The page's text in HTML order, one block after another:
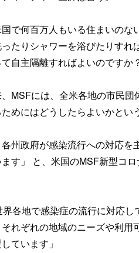
国で何百万人もいる住まいの
たりシャワーを浴びたりす
自主隔離すればよいのですか
MSFには、全米各地の市民
めにはどうしたらよいかとい
各州政府が感染流行への対応
す」 と、米国のMSF新型コ
界各地で感染症の流行に対応
れぞれの地域のニーズや利
ています」